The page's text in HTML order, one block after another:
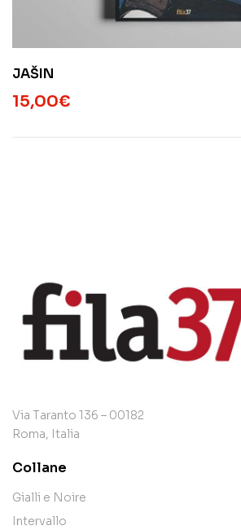
JAŠIN
15,00€
Via Taranto 136 – 00182
Roma, Italia
Collane
Gialli e Noire
Intervallo